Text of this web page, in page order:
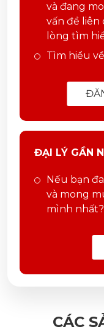
và đang
vấn đề liên
lòng tìm
Tìm hiểu
ĐẠI LÝ GẦN
Nếu bạn
và mong
mình
CÁC